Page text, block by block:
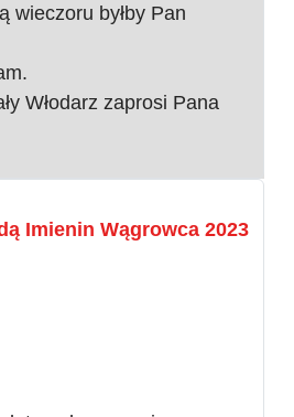
wieczoru byłby Pan
Włodarz zaprosi Pana
Imienin Wągrowca 2023